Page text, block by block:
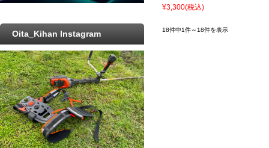
¥3,300(税込)
18件中1件～18件を表示
Oita_Kihan Instagram